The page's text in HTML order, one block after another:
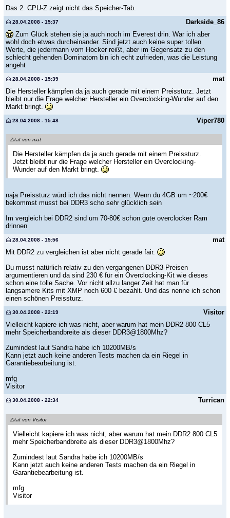
Das 2. CPU-Z zeigt nicht das Speicher-Tab.
Darkside_86
28.04.2008 - 15:37
Zum Glück stehen sie ja auch noch im Everest drin. War ich aber
wohl doch etwas durcheinander. Sind jetzt auch keine super tollen
Werte, die jedermann vom Hocker reißt, aber im Gegensatz zu den
schlecht gehenden Dominatorn bin ich echt zufrieden, was die Leistung
angeht
mat
28.04.2008 - 15:39
Die Hersteller kämpfen da ja auch gerade mit einem Preissturz. Jetzt
bleibt nur die Frage welcher Hersteller ein Overclocking-Wunder auf den
Markt bringt.
Viper780
28.04.2008 - 15:48
Zitat von mat
Die Hersteller kämpfen da ja auch gerade mit einem Preissturz.
Jetzt bleibt nur die Frage welcher Hersteller ein Overclocking-
Wunder auf den Markt bringt.
naja Preissturz würd ich das nicht nennen. Wenn du 4GB um ~200€
bekommst musst bei DDR3 scho sehr glücklich sein
Im vergleich bei DDR2 sind um 70-80€ schon gute overclocker Ram
drinnen
mat
28.04.2008 - 15:56
Mit DDR2 zu vergleichen ist aber nicht gerade fair.
Du musst natürlich relativ zu den vergangenen DDR3-Preisen
argumentieren und da sind 230 € für ein Overclocking-Kit wie dieses
schon eine tolle Sache. Vor nicht allzu langer Zeit hat man für
langsamere Kits mit XMP noch 600 € bezahlt. Und das nenne ich schon
einen schönen Preissturz.
Visitor
30.04.2008 - 22:19
Vielleicht kapiere ich was nicht, aber warum hat mein DDR2 800 CL5
mehr Speicherbandbreite als dieser DDR3@1800Mhz?
Zumindest laut Sandra habe ich 10200MB/s
Kann jetzt auch keine anderen Tests machen da ein Riegel in
Garantiebearbeitung ist.
mfg
Visitor
Turrican
30.04.2008 - 22:34
Zitat von Visitor
Vielleicht kapiere ich was nicht, aber warum hat mein DDR2 800 CL5
mehr Speicherbandbreite als dieser DDR3@1800Mhz?
Zumindest laut Sandra habe ich 10200MB/s
Kann jetzt auch keine anderen Tests machen da ein Riegel in
Garantiebearbeitung ist.
mfg
Visitor